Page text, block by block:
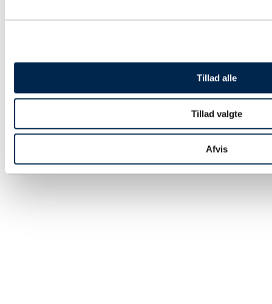
Tillad alle
Tillad valgte
Afvis
Euro- og engangspaller
Bæredygtig emballage
Miljøvenlig emballage